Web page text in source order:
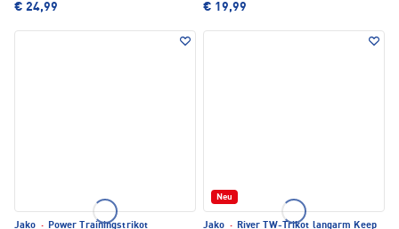
€ 24,99 € 19,99
Jako · Power Trainingstrikot
Neu
Jako · River TW-Trikot langarm Keep